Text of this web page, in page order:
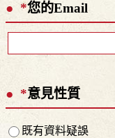
*您的Email
*意見性質
既有資料疑誤